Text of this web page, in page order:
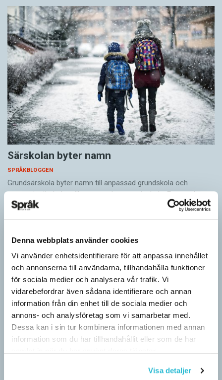
Denna webbplats använder cookies
Vi använder enhetsidentifierare för att anpassa innehållet
och annonserna till användarna, tillhandahålla funktioner
för sociala medier och analysera vår trafik. Vi
vidarebefordrar även sådana identifierare och annan
information från din enhet till de sociala medier och
annons- och analysföretag som vi samarbetar med.
Dessa kan i sin tur kombinera informationen med annan
information som du har tillhandahållit eller som de har
Visa detaljer
Särskolan byter namn
SPRÅKBLOGGEN
Grundsärskola byter namn till anpassad grundskola och
gymnasiesärskolan till anpassad gymnasieskola. En som har
stor del i att detta namnbyte sker är artonåriga Leo Lust…